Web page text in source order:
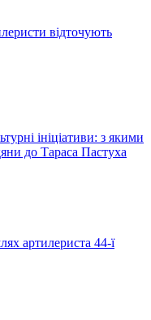
відточують
ініціативи: з якими
до Тараса Пастуха
артилериста 44-ї